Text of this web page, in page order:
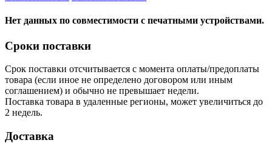
Нет данных по совместимости с печатными устройствами.
Сроки поставки
Срок поставки отсчитывается с момента оплаты/предоплаты
товара (если иное не определено договором или иным
соглашением) и обычно не превышает недели.
Поставка товара в удаленные регионы, может увеличиться до
2 недель.
Доставка